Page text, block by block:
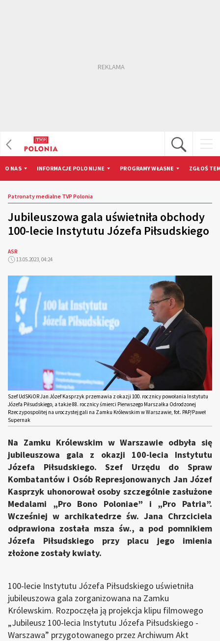
O NAS INFORMACJE POLONIJNE PROGRAMY WŁASNE ZGŁOŚ
Patronaty medialne TVP Polonia
Jubileuszowa gala uświetniła obchody
100-lecie Instytutu Józefa Piłsudskiego
ASR
13.05.2023, 04:24
Szef UdSKiOR Jan Józef Kasprzyk przemawia z okazji 100. rocznicy powołania Instytutu
Józefa Piłsudskiego, a także 88. rocznicy śmierci Pierwszego Marszałka Odrodzonej
Rzeczypospolitej na uroczystej gali na Zamku Królewskim w Warszawie, fot. PAP/Paweł
Supernak
Na Zamku Królewskim w Warszawie odbyła się
jubileuszowa gala z okazji 100-lecia Instytutu
Józefa Piłsudskiego. Szef Urzędu do Spraw
Kombatantów i Osób Represjonowanych Jan Józef
Kasprzyk uhonorował osoby szczególnie zasłużone
Medalami „Pro Bono Poloniae” i „Pro Patria”.
Wcześniej w archikatedrze św. Jana Chrzciciela
odprawiona została msza św., a pod pomnikiem
Józefa Piłsudskiego przy placu jego imienia
złożone zostały kwiaty.
100-lecie Instytutu Józefa Piłsudskiego uświetniła
jubileuszowa gala zorganizowana na Zamku
Królewskim. Rozpoczęła ją projekcja klipu filmowego
„Jubileusz 100-lecia Instytutu Józefa Piłsudskiego -
Warszawa” przygotowanego przez Archiwum Akt